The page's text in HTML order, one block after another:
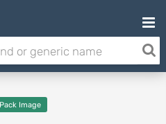
Pack Image